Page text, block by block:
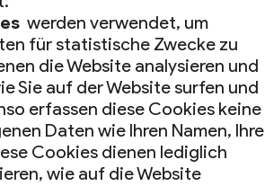
werden verwendet, um
für statistische Zwecke zu
die Website analysieren und
Sie auf der Website surfen und
erfassen diese Cookies keine
Daten wie Ihren Namen, Ihre
Cookies dienen lediglich
wie auf die Website